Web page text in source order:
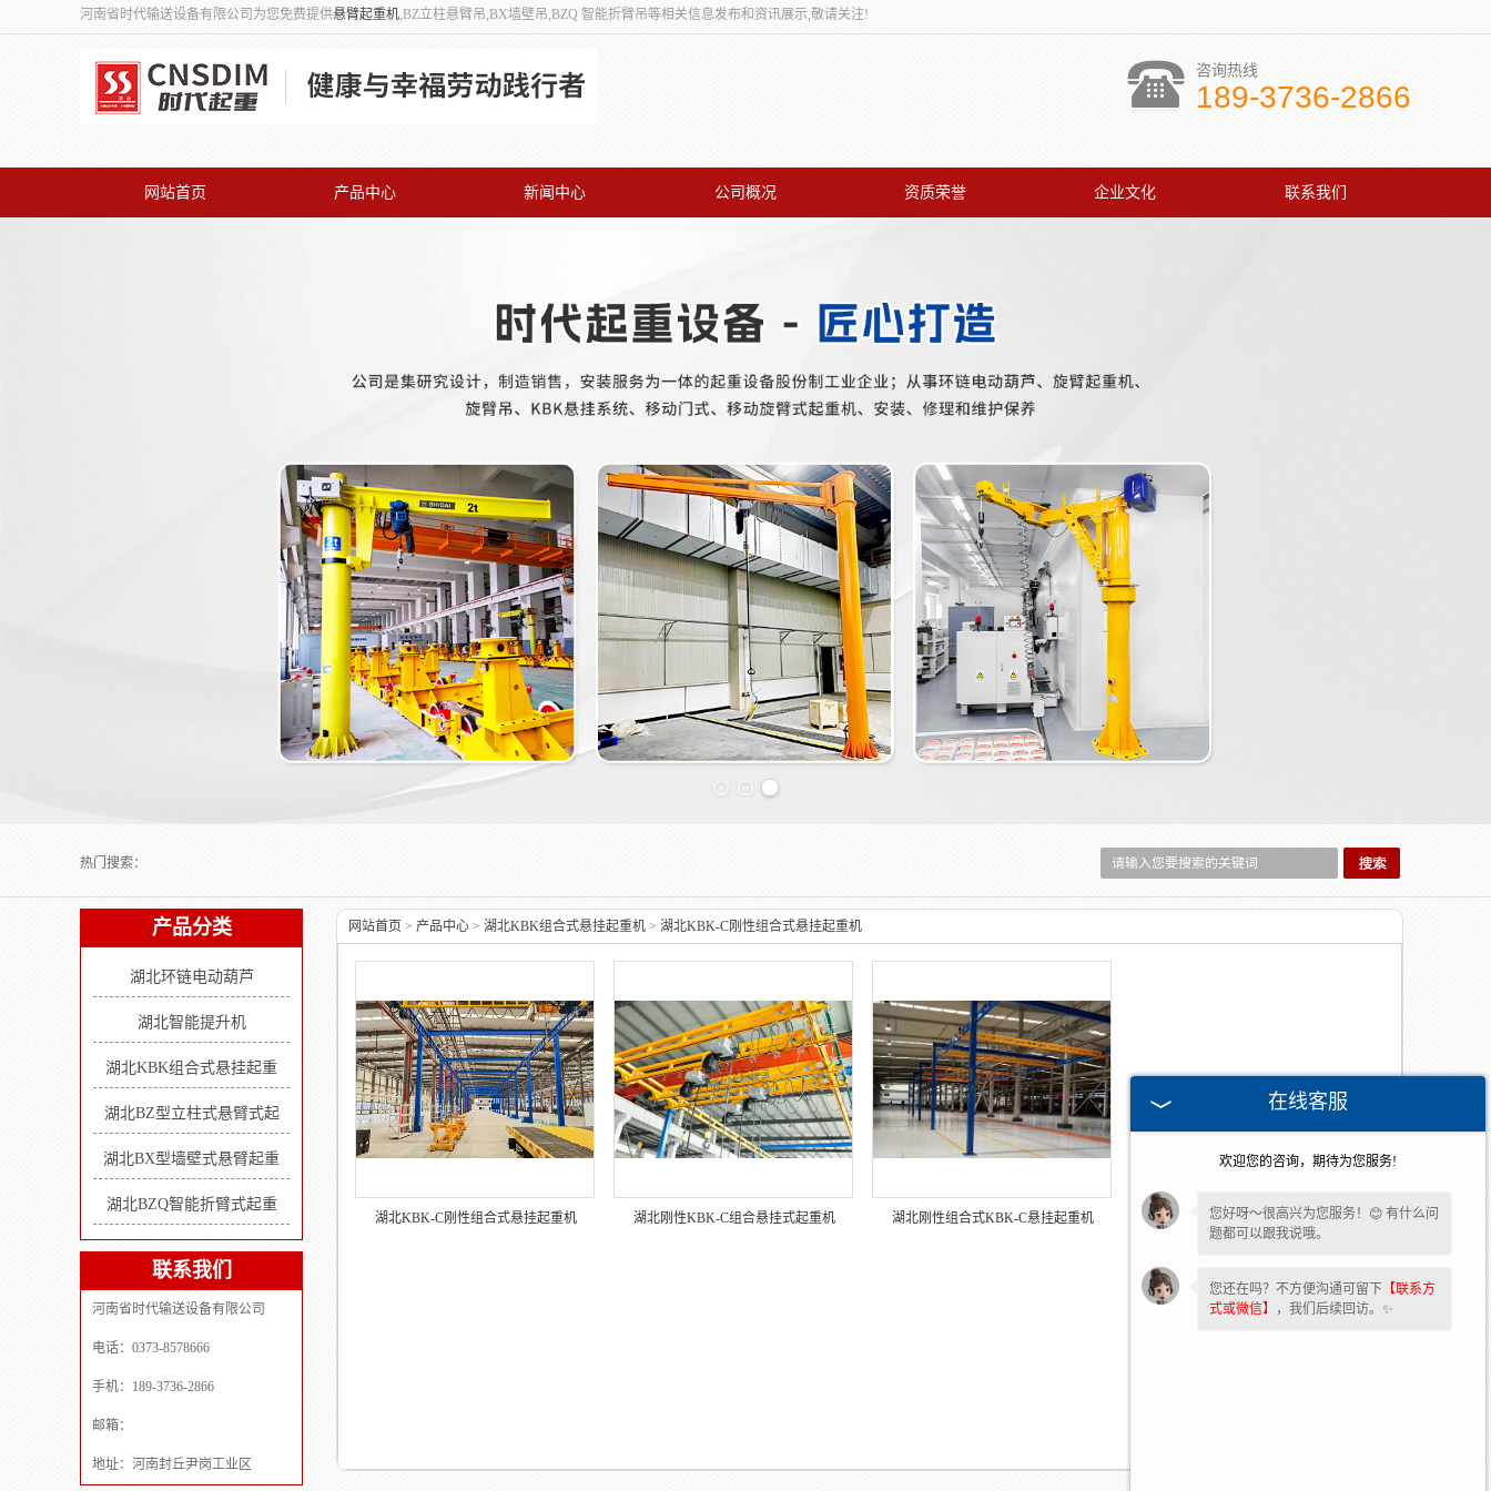
河南省时代输送设备有限公司为您免费提供悬臂起重机,BZ立柱悬臂吊,BX墙壁吊,BZQ 智能折臂吊等相关信息发布和资讯展示,敬请关注!
咨询热线
189-3736-2866
网站首页 产品中心 新闻中心 公司概况 资质荣誉 企业文化 联系我们
热门搜索：
产品分类
湖北环链电动葫芦
湖北智能提升机
湖北KBK组合式悬挂起重
湖北BZ型立柱式悬臂式起
湖北BX型墙壁式悬臂起重
湖北BZQ智能折臂式起重
联系我们
河南省时代输送设备有限公司
电话：0373-8578666
手机：189-3736-2866
邮箱：
地址：河南封丘尹岗工业区
网站首页 > 产品中心 > 湖北KBK组合式悬挂起重机 > 湖北KBK-C刚性组合式悬挂起重机
湖北KBK-C刚性组合式悬挂起重机 湖北刚性KBK-C组合悬挂式起重机 湖北刚性组合式KBK-C悬挂起重机
在线客服
欢迎您的咨询，期待为您服务!
您好呀～很高兴为您服务！😊 有什么问
题都可以跟我说哦。
您还在吗？不方便沟通可留下 【联系方
式或微信】
，我们后续回访。✨